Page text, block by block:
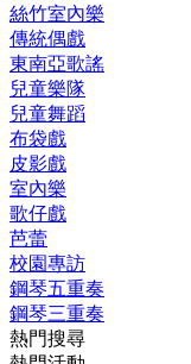
絲竹室內樂
傳統偶戲
東南亞歌謠
兒童樂隊
兒童舞蹈
布袋戲
皮影戲
室內樂
歌仔戲
芭蕾
校園專訪
鋼琴五重奏
鋼琴三重奏
熱門搜尋